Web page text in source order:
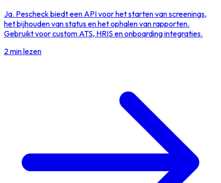
Ja. Pescheck biedt een API voor het starten van screenings,
het bijhouden van status en het ophalen van rapporten.
Gebruikt voor custom ATS, HRIS en onboarding integraties.
2 min lezen